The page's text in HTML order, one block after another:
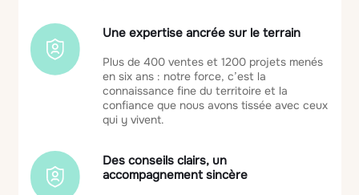
Une expertise ancrée sur le terrain
Plus de 400 ventes et 1200 projets menés
en six ans : notre force, c’est la
connaissance fine du territoire et la
confiance que nous avons tissée avec ceux
qui y vivent.
Des conseils clairs, un
accompagnement sincère